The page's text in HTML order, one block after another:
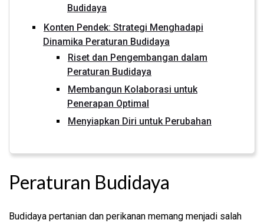
Budidaya
Konten Pendek: Strategi Menghadapi
Dinamika Peraturan Budidaya
Riset dan Pengembangan dalam
Peraturan Budidaya
Membangun Kolaborasi untuk
Penerapan Optimal
Menyiapkan Diri untuk Perubahan
Peraturan Budidaya
Budidaya pertanian dan perikanan memang menjadi salah